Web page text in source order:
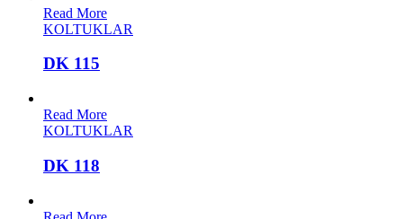
Read More
KOLTUKLAR
DK 115
Read More
KOLTUKLAR
DK 118